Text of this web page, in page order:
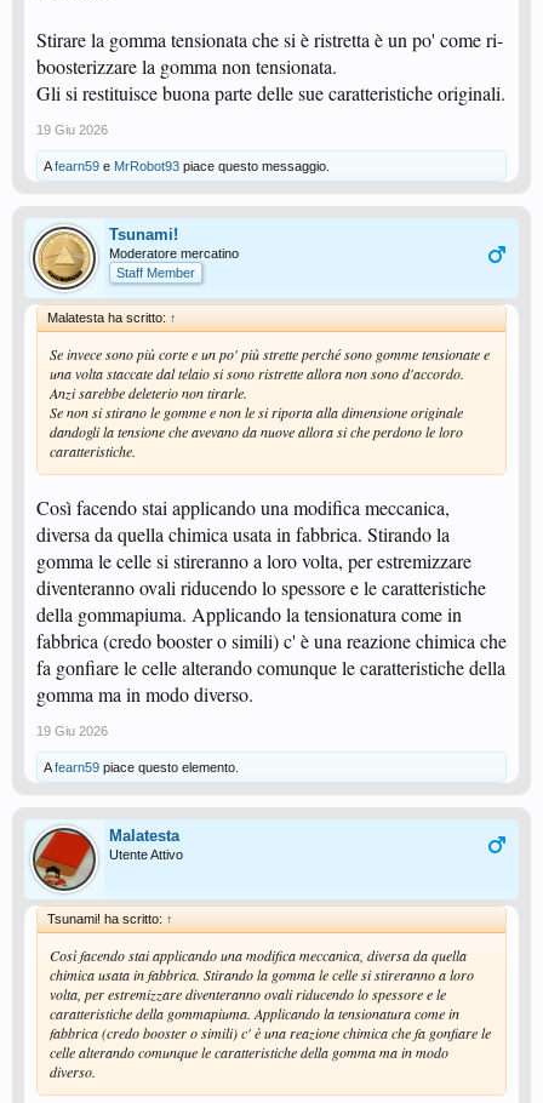
Stirare la gomma tensionata che si è ristretta è un po' come ri-
boosterizzare la gomma non tensionata.
Gli si restituisce buona parte delle sue caratteristiche originali.
19 Giu 2026
Afearn59 e MrRobot93 piace questo messaggio.
Tsunami!
Moderatore mercatino
Staff Member
Malatesta ha scritto: ↑
Se invece sono più corte e un po' più strette perché sono gomme tensionate e
una volta staccate dal telaio si sono ristrette allora non sono d'accordo.
Anzi sarebbe deleterio non tirarle.
Se non si stirano le gomme e non le si riporta alla dimensione originale
dandogli la tensione che avevano da nuove allora si che perdono le loro
caratteristiche.
Così facendo stai applicando una modifica meccanica,
diversa da quella chimica usata in fabbrica. Stirando la
gomma le celle si stireranno a loro volta, per estremizzare
diventeranno ovali riducendo lo spessore e le caratteristiche
della gommapiuma. Applicando la tensionatura come in
fabbrica (credo booster o simili) c' è una reazione chimica che
fa gonfiare le celle alterando comunque le caratteristiche della
gomma ma in modo diverso.
19 Giu 2026
Afearn59 piace questo elemento.
Malatesta
Utente Attivo
Tsunami! ha scritto: ↑
Così facendo stai applicando una modifica meccanica, diversa da quella
chimica usata in fabbrica. Stirando la gomma le celle si stireranno a loro
volta, per estremizzare diventeranno ovali riducendo lo spessore e le
caratteristiche della gommapiuma. Applicando la tensionatura come in
fabbrica (credo booster o simili) c' è una reazione chimica che fa gonfiare le
celle alterando comunque le caratteristiche della gomma ma in modo
diverso.